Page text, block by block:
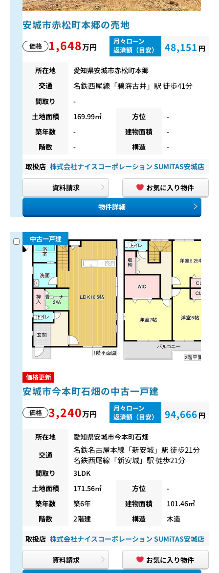
安城市赤松町本郷の売地
価格 1,648万円
月々ローン
返済額（目安）
48,151 円
所在地
愛知県安城市赤松町本郷
交通
名鉄西尾線 「碧海古井」駅 徒歩41分
間取り
-
土地面積
169.99㎡ 方位
-
築年数
- 建物面積
-
階数
- 構造 -
取扱店 株式会社ナイスコーポレーション SUMiTAS安城店
資料請求
お気に入り物件
物件詳細
中古一戸建
価格更新
安城市今本町石畑の中古一戸建
価格 3,240万円
月々ローン
返済額（目安）
94,666 円
所在地
愛知県安城市今本町石畑
交通
名鉄名古屋本線 「新安城」駅 徒歩21分
名鉄西尾線 「新安城」駅 徒歩21分
間取り
3LDK
土地面積
171.56㎡ 方位
-
築年数
築6年 建物面積
101.46㎡
階数
2階建 構造 木造
取扱店 株式会社ナイスコーポレーション SUMiTAS安城店
資料請求
お気に入り物件